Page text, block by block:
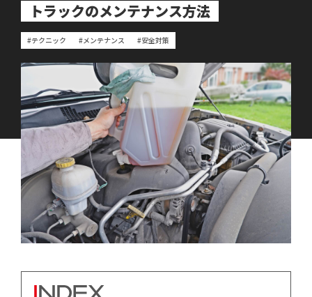
トラックのメンテナンス方法
#テクニック #メンテナンス #安全対策